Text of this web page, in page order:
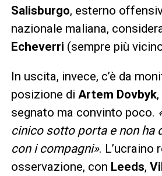
Salisburgo, esterno
nazionale maliana,
Echeverri (sempre più
In uscita, invece, c’è da
posizione di Artem Dovbyk
segnato ma convinto poco.
cinico sotto porta e non ha
con i compagni». L’ucraino
osservazione, con Leeds,